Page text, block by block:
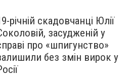
річній скадовчанці Юлії
засудженій у
про «шпигунство»
без змін вирок у